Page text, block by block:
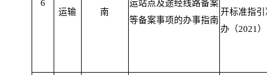
6
运输
南
运站点及途经线路备案
等备案事项的办事指南
开标准指
办（2021